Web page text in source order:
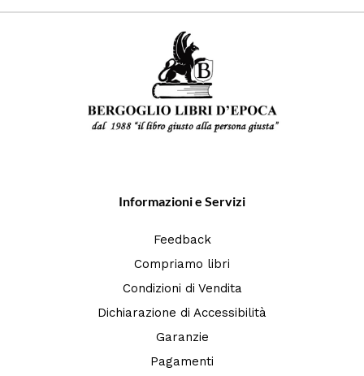
Informazioni e Servizi
Feedback
Compriamo libri
Condizioni di Vendita
Dichiarazione di Accessibilità
Garanzie
Pagamenti